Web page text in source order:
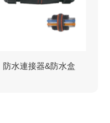
防水連接器&防水盒